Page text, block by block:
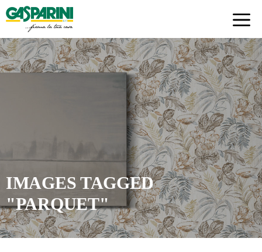
Skip
to
content
IMAGES TAGGED
"PARQUET"